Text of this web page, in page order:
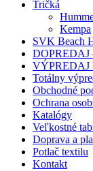
Tričká
Kempa
SVK Beach
DOPREDAJ
VÝPREDAJ
Totálny
Obchodné
Ochrana
Katalógy
Veľkostné
Doprava a
Potlač textilu
Kontakt